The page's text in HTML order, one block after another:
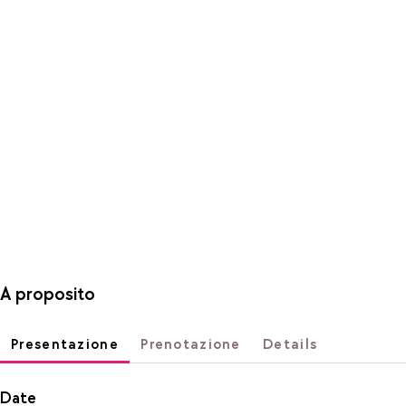
A proposito
Presentazione Prenotazione Details
Date